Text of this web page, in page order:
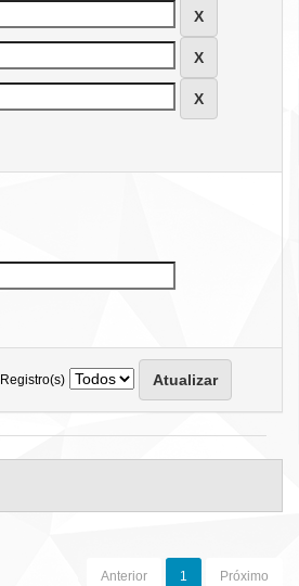
Registro(s)
Anterior 1 Próximo